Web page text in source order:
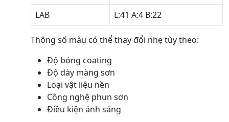
LAB
L:41 A:4 B:22
Thông số màu có thể thay đổi nhẹ tùy theo:
Độ bóng coating
Độ dày màng sơn
Loại vật liệu nền
Công nghệ phun sơn
Điều kiện ánh sáng